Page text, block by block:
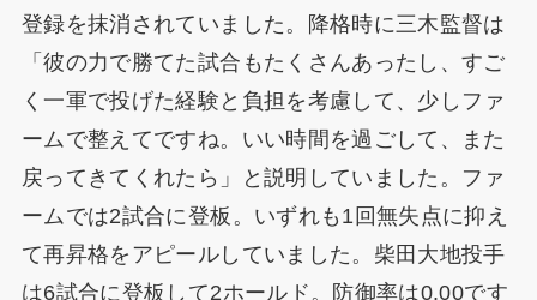
登録を抹消されていました。降格時に三木監督は
「彼の力で勝てた試合もたくさんあったし、すご
く一軍で投げた経験と負担を考慮して、少しファ
ームで整えてですね。いい時間を過ごして、また
戻ってきてくれたら」と説明していました。ファ
ームでは2試合に登板。いずれも1回無失点に抑え
て再昇格をアピールしていました。柴田大地投手
は6試合に登板して2ホールド。防御率は0.00です